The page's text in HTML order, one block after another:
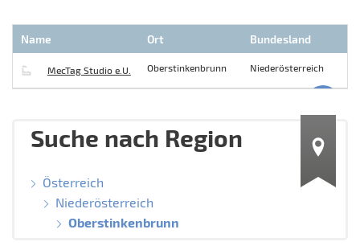
Name Ort Bundesland
MecTag Studio e.U. Oberstinkenbrunn Niederösterreich
Suche nach Region
Österreich
Niederösterreich
Oberstinkenbrunn